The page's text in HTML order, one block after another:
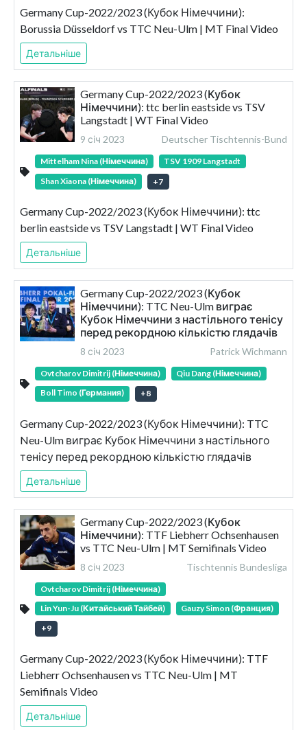
Germany Cup-2022/2023 (Кубок Німеччини):
Borussia Düsseldorf vs TTC Neu-Ulm | MT Final Video
Детальніше
Germany Cup-2022/2023 (Кубок
Німеччини): ttc berlin eastside vs TSV
Langstadt | WT Final Video
9 січ 2023 Deutscher Tischtennis-Bund
Mittelham Nina (Німеччина)
TSV 1909 Langstadt
Shan Xiaona (Німеччина)
+7
Germany Cup-2022/2023 (Кубок Німеччини): ttc
berlin eastside vs TSV Langstadt | WT Final Video
Детальніше
Germany Cup-2022/2023 (Кубок
Німеччини): TTC Neu-Ulm виграє
Кубок Німеччини з настільного тенісу
перед рекордною кількістю глядачів
8 січ 2023 Patrick Wichmann
Ovtcharov Dimitrij (Німеччина)
Qiu Dang (Німеччина)
Boll Timo (Германия)
+8
Germany Cup-2022/2023 (Кубок Німеччини): TTC
Neu-Ulm виграє Кубок Німеччини з настільного
тенісу перед рекордною кількістю глядачів
Детальніше
Germany Cup-2022/2023 (Кубок
Німеччини): TTF Liebherr Ochsenhausen
vs TTC Neu-Ulm | MT Semifinals Video
8 січ 2023 Tischtennis Bundesliga
Ovtcharov Dimitrij (Німеччина)
Lin Yun-Ju (Китайський Тайбей)
Gauzy Simon (Франция)
+9
Germany Cup-2022/2023 (Кубок Німеччини): TTF
Liebherr Ochsenhausen vs TTC Neu-Ulm | MT
Semifinals Video
Детальніше